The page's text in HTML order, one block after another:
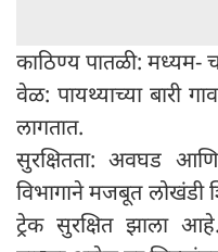
काठिण्य पातळी:
वेळ: पायथ्याच्या बारी
लागतात.
सुरक्षितता: अवघड
विभागाने मजबूत
ट्रेक सुरक्षित झाला